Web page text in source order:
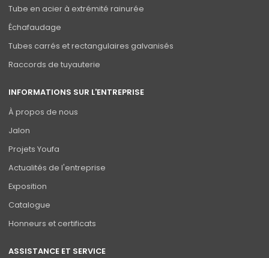
Tube en acier à extrémité rainurée
Échafaudage
Tubes carrés et rectangulaires galvanisés
Raccords de tuyauterie
INFORMATIONS SUR L'ENTREPRISE
À propos de nous
Jalon
Projets Youfa
Actualités de l'entreprise
Exposition
Catalogue
Honneurs et certificats
ASSISTANCE ET SERVICE